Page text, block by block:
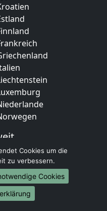
am Main
Cookies um die
zu verbessern.
Cookies